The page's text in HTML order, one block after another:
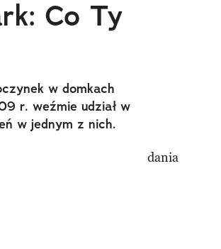
Co Ty
w domkach
r. weźmie udział w
w jednym z nich.